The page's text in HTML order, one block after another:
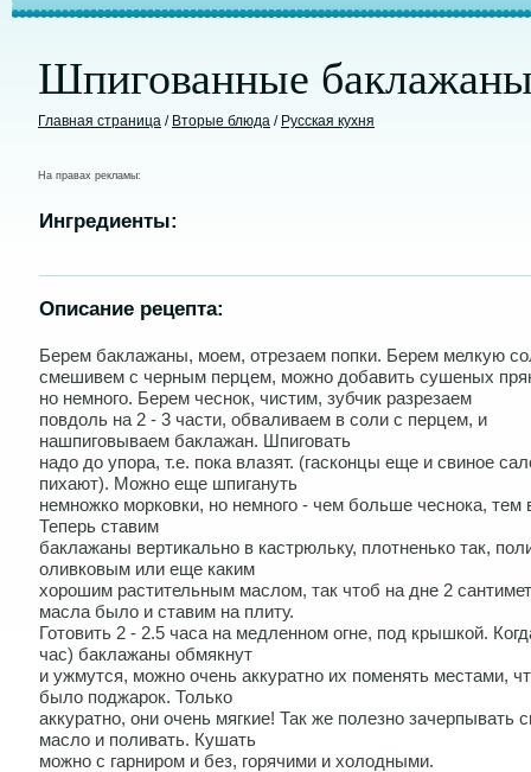
Шпигованные
Главная страница / Вторые блюда / Русская кухня
На правах рекламы:
Ингредиенты:
Описание рецепта:
Берем баклажаны, моем, отрезаем попки. Берем мелкую
смешивем с черным перцем, можно добавить сушеных
но немного. Берем чеснок, чистим, зубчик разрезаем
повдоль на 2 - 3 части, обваливаем в соли с перцем, и
нашпиговываем баклажан. Шпиговать
надо до упора, т.е. пока влазят. (гасконцы еще и свиное
пихают). Можно еще шпигануть
немножко морковки, но немного - чем больше чеснока, тем
Теперь ставим
баклажаны вертикально в кастрюльку, плотненько так,
оливковым или еще каким
хорошим растительным маслом, так чтоб на дне 2
масла было и ставим на плиту.
Готовить 2 - 2.5 часа на медленном огне, под крышкой.
час) баклажаны обмякнут
и ужмутся, можно очень аккуратно их поменять местами,
было поджарок. Только
аккуратно, они очень мягкие! Так же полезно зачерпывать
масло и поливать. Кушать
можно с гарниром и без, горячими и холодными.